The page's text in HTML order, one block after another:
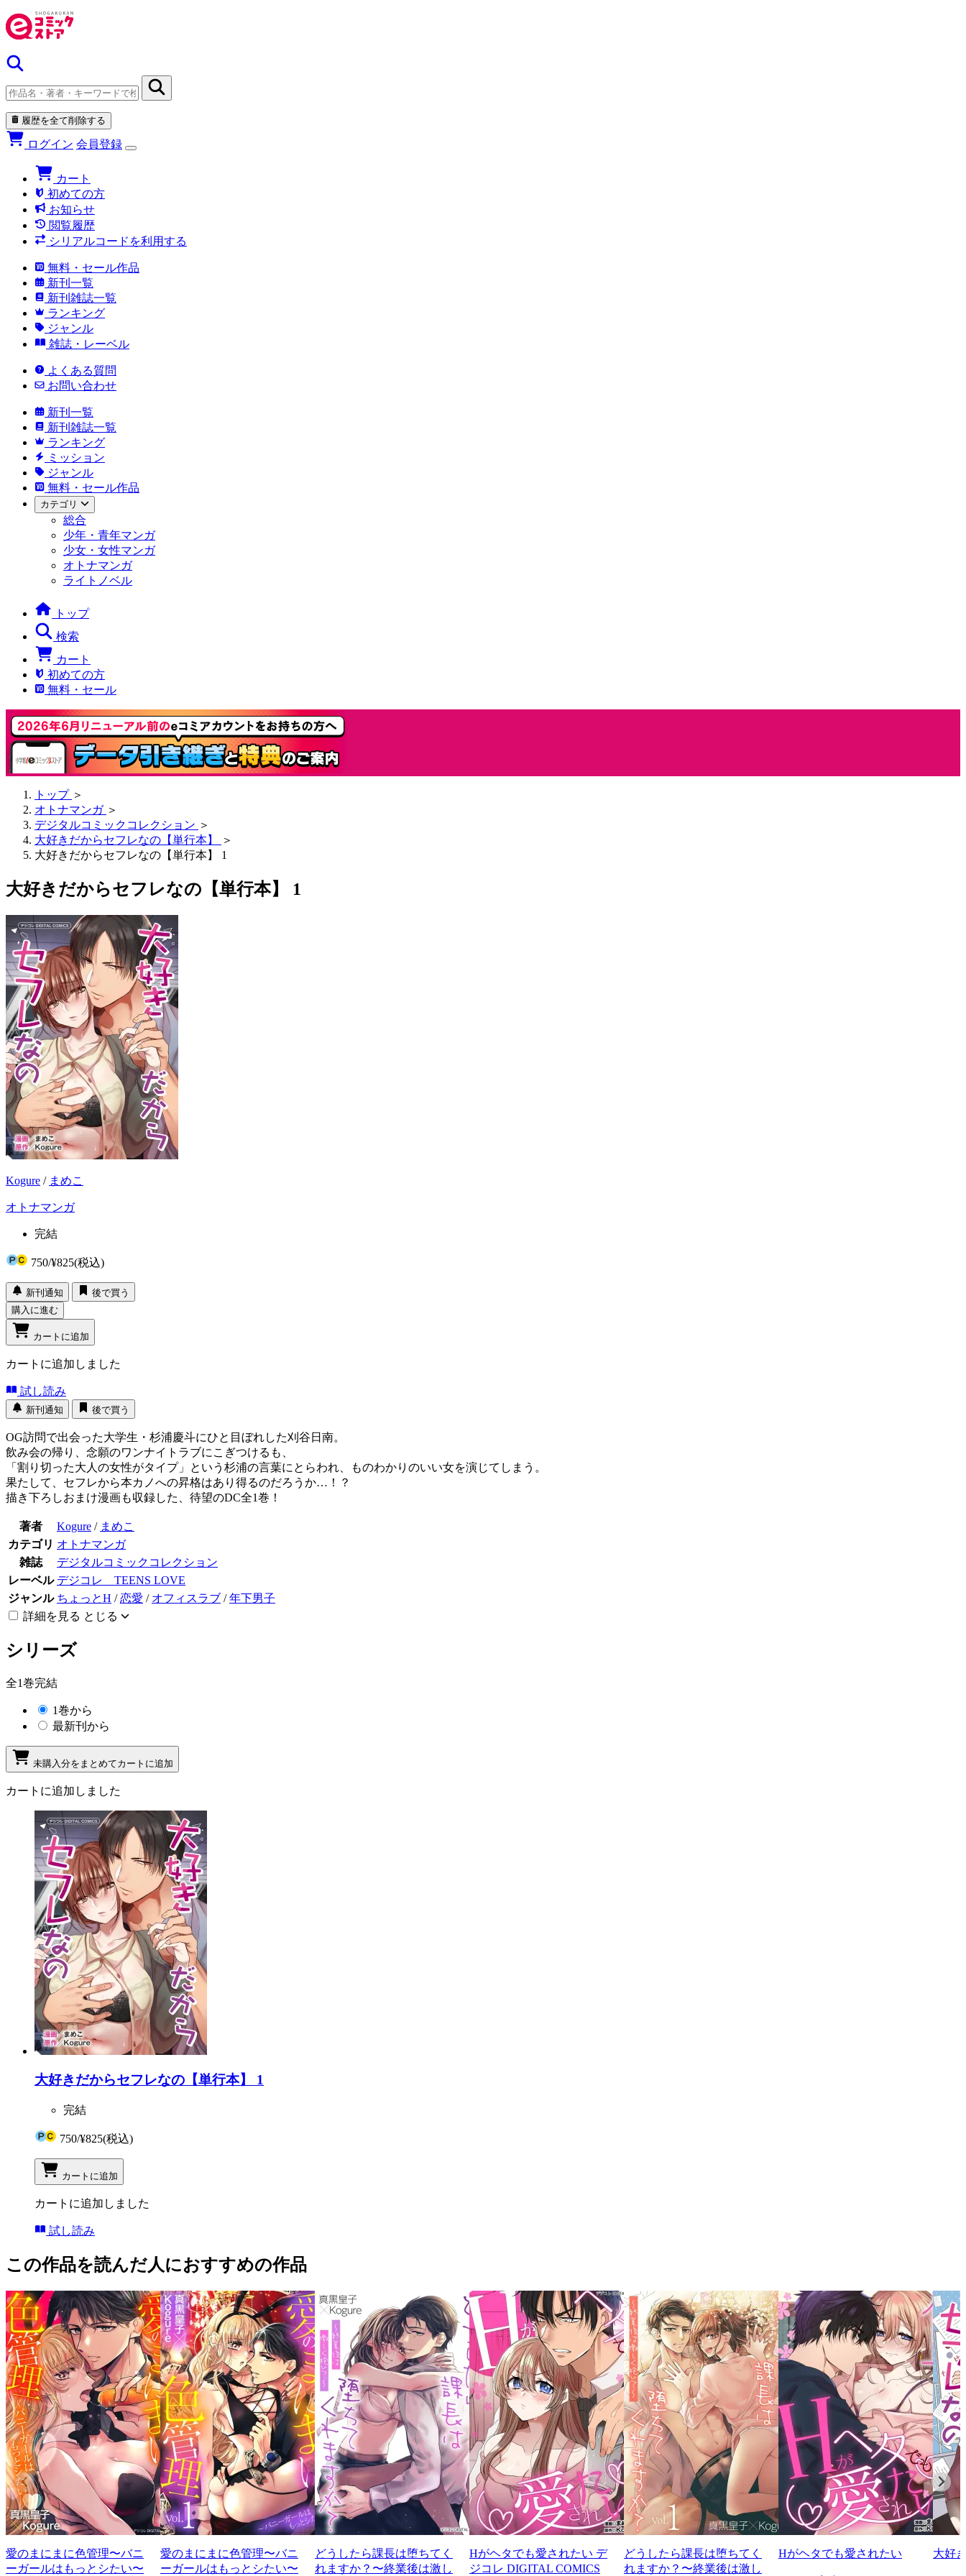
履歴を全て削除する
ログイン 会員登録
カート
初めての方
お知らせ
閲覧履歴
シリアルコードを利用する
無料・セール作品
新刊一覧
新刊雑誌一覧
ランキング
ジャンル
雑誌・レーベル
よくある質問
お問い合わせ
新刊一覧
新刊雑誌一覧
ランキング
ミッション
ジャンル
無料・セール作品
カテゴリ
総合
少年・青年マンガ
少女・女性マンガ
オトナマンガ
ライトノベル
トップ
検索
カート
初めての方
無料・セール
トップ ＞
オトナマンガ ＞
デジタルコミックコレクション ＞
大好きだからセフレなの【単行本】
＞
大好きだからセフレなの【単行本】 1
大好きだからセフレなの【単行本】 1
Kogure / まめこ
オトナマンガ
完結
750/¥825(税込)
新刊通知
後で買う
購入に進む
カートに追加
カートに追加しました
試し読み
新刊通知 後で買う
OG訪問で出会った大学生・杉浦慶斗にひと目ぼれした刈谷日南。
飲み会の帰り、念願のワンナイトラブにこぎつけるも、
「割り切った大人の女性がタイプ」という杉浦の言葉にとらわれ、ものわかりのいい女を演じてしまう。
果たして、セフレから本カノへの昇格はあり得るのだろうか…！？
描き下ろしおまけ漫画も収録した、待望のDC全1巻！
著者 Kogure / まめこ
カテゴリ オトナマンガ
雑誌
デジタルコミックコレクション
レーベル デジコレ TEENS LOVE
ジャンル ちょっとH /恋愛 / オフィスラブ /年下男子
詳細を見る とじる
シリーズ
全1巻完結
1巻から
最新刊から
未購入分をまとめてカートに追加
カートに追加しました
大好きだからセフレなの【単行本】 1
完結
750/¥825(税込)
カートに追加
カートに追加しました
試し読み
この作品を読んだ人におすすめの作品
愛のまにまに色管理〜バニ
ーガールはもっとシたい〜
愛のまにまに色管理〜バニ
ーガールはもっとシたい〜
どうしたら課長は堕ちてく
れますか？〜終業後は激し
Hがヘタでも愛されたい デ
ジコレ DIGITAL COMICS
どうしたら課長は堕ちてく
れますか？〜終業後は激し
Hがヘタでも愛されたい 大好